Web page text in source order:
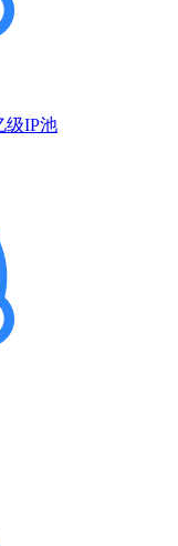
级IP池